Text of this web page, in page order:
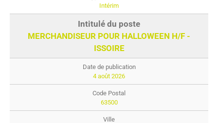
Intérim
MERCHANDISEUR POUR HALLOWEEN H/F -
ISSOIRE
4 août 2026
63500